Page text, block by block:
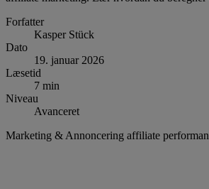
Forfatter
Kasper Stück
Dato
19. januar 2026
Læsetid
7 min
Niveau
Avanceret
Marketing & Annoncering affiliate